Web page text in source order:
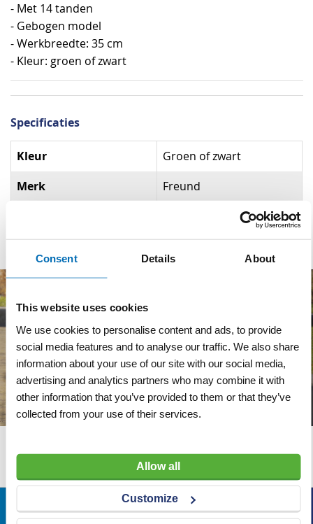
Consent Details About
This website uses cookies
We use cookies to personalise content and ads, to provide
social media features and to analyse our traffic. We also share
information about your use of our site with our social media,
advertising and analytics partners who may combine it with
other information that you’ve provided to them or that they’ve
collected from your use of their services.
Allow all
Customize
- Met 14 tanden
- Gebogen model
- Werkbreedte: 35 cm
- Kleur: groen of zwart
Specificaties
Specificaties
Kleur Groen of zwart
Merk Freund
Wij adviseren u graag
Bezoekadres